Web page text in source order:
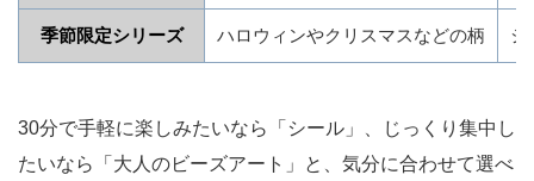
季節限定シリーズ ハロウィンやクリスマスなどの柄 シ
30分で手軽に楽しみたいなら「シール」、じっくり集中し
たいなら「大人のビーズアート」と、気分に合わせて選べ